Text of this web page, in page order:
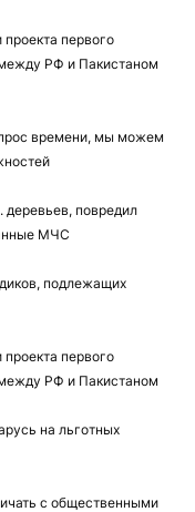
первого
РФ и Пакистаном
времени, мы можем
деревьев, повредил
МЧС
подлежащих
первого
РФ и Пакистаном
на льготных
с общественными